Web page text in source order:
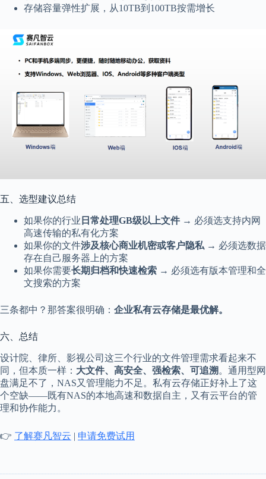
存储容量弹性扩展，从10TB到100TB按需增长
五、选型建议总结
如果你的行业 日常处理GB级以上文件→ 必须选支持内网
高速传输的私有化方案
如果你的文件涉及核心商业机密或客户隐私 → 必须选数据
存在自己服务器上的方案
如果你需要长期归档和快速检索 → 必须选有版本管理和全
文搜索的方案
三条都中？那答案很明确： 企业私有云存储是最优解。
六、总结
设计院、律所、影视公司这三个行业的文件管理需求看起来不
同，但本质一样： 大文件、高安全、强检索、可追溯 。通用型网
盘满足不了，NAS又管理能力不足。私有云存储正好补上了这
个空缺——既有NAS的本地高速和数据自主，又有云平台的管
理和协作能力。
👉 了解赛凡智云 | 申请免费试用